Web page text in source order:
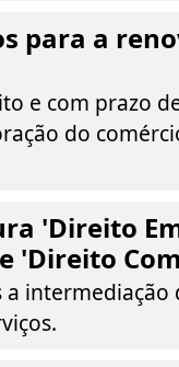
para a
e com prazo
do
'Direito
'Direito